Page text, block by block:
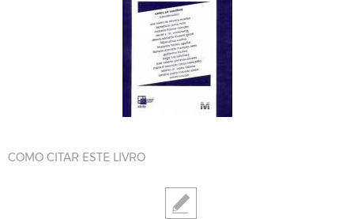
COMO CITAR ESTE LIVRO